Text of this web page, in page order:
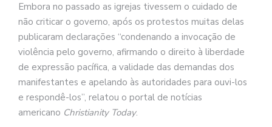
Embora no passado as igrejas tivessem o cuidado de
não criticar o governo, após os protestos muitas delas
publicaram declarações “condenando a invocação de
violência pelo governo, afirmando o direito à liberdade
de expressão pacífica, a validade das demandas dos
manifestantes e apelando às autoridades para ouvi-los
e respondê-los”, relatou o portal de notícias
americano Christianity Today.